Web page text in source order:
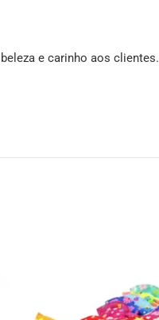
e carinho aos clientes.